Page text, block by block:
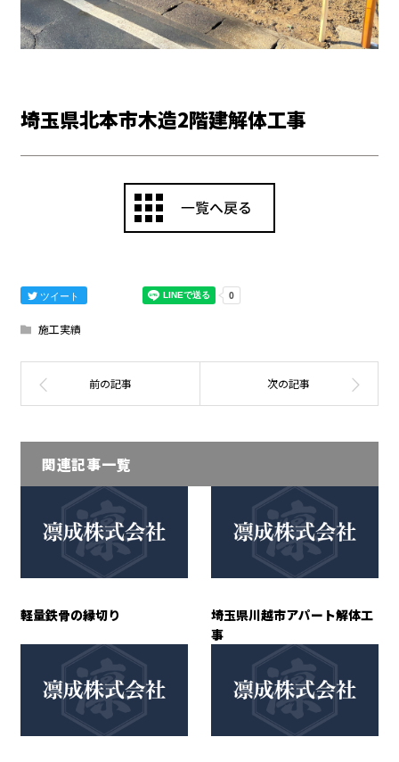
埼玉県北本市木造2階建解体工事
ツイート
施工実績
関連記事一覧
軽量鉄骨の縁切り
埼玉県川越市アパート解体工
事